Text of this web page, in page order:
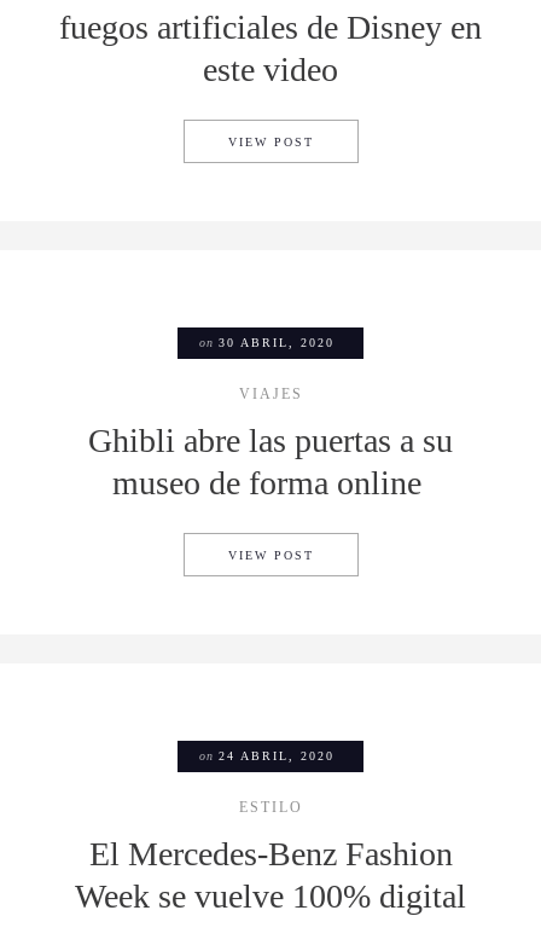
fuegos artificiales de Disney en
este video
VIEW POST
on 30 ABRIL, 2020
VIAJES
Ghibli abre las puertas a su
museo de forma online
VIEW POST
on 24 ABRIL, 2020
ESTILO
El Mercedes-Benz Fashion
Week se vuelve 100% digital